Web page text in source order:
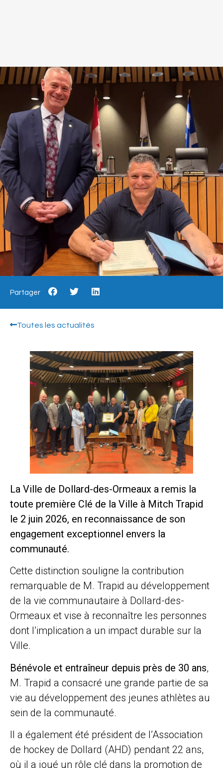
Partager
Toutes les actualités
La Ville de Dollard-des-Ormeaux a remis la
toute première Clé de la Ville à Mitch Trapid
le 2 juin 2026, en reconnaissance de son
engagement exceptionnel envers la
communauté.
Cette distinction souligne la contribution
remarquable de M. Trapid au développement
de la vie communautaire à Dollard-des-
Ormeaux et vise à reconnaître les personnes
dont l’implication a un impact durable sur la
Ville.
Bénévole et entraîneur depuis près de 30 ans,
M. Trapid a consacré une grande partie de sa
vie au développement des jeunes athlètes au
sein de la communauté.
Il a également été président de l’Association
de hockey de Dollard (AHD) pendant 22 ans,
où il a joué un rôle clé dans la promotion de